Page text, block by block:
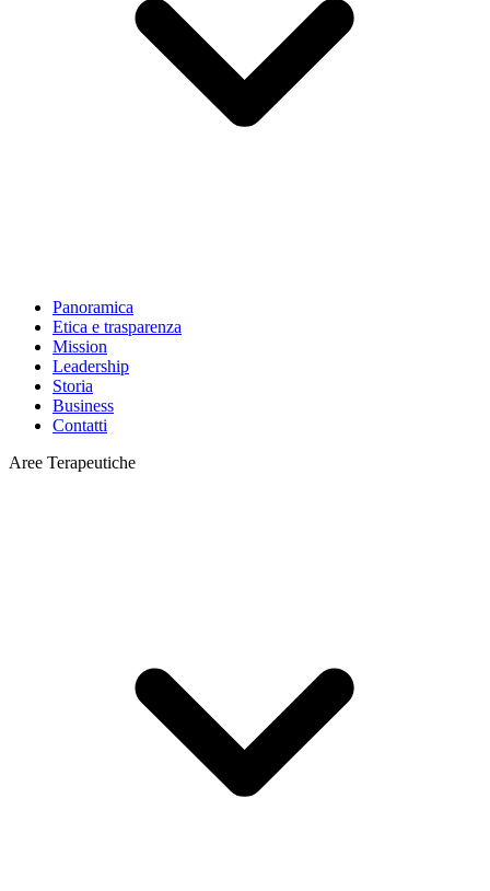
Panoramica
Etica e trasparenza
Mission
Leadership
Storia
Business
Contatti
Aree Terapeutiche